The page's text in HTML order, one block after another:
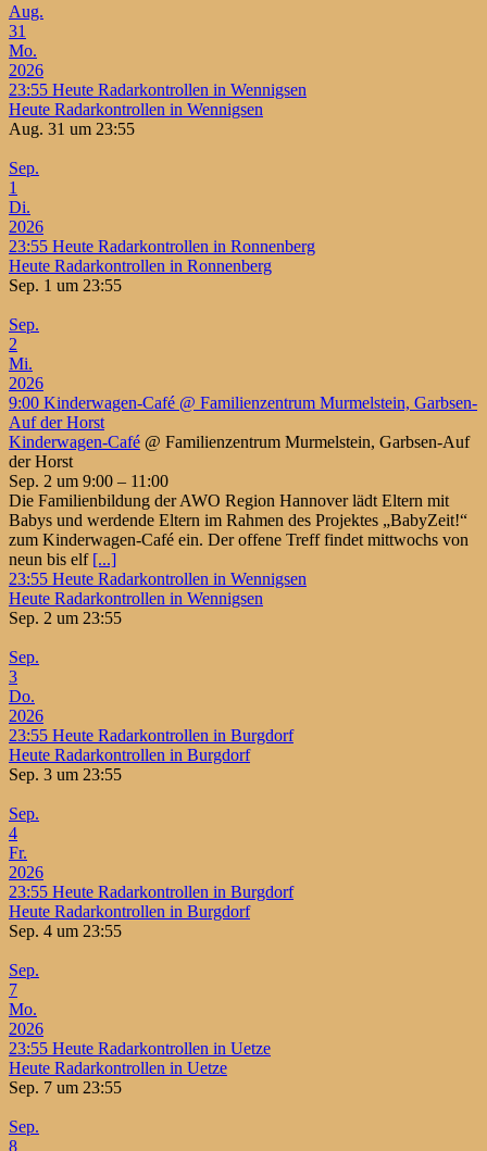
Aug.
31
Mo.
2026
23:55 Heute Radarkontrollen in Wennigsen
Heute Radarkontrollen in Wennigsen
Aug. 31 um 23:55
Sep.
1
Di.
2026
23:55 Heute Radarkontrollen in Ronnenberg
Heute Radarkontrollen in Ronnenberg
Sep. 1 um 23:55
Sep.
2
Mi.
2026
9:00 Kinderwagen-Café @ Familienzentrum Murmelstein, Garbsen-
Auf der Horst
Kinderwagen-Café @ Familienzentrum Murmelstein, Garbsen-Auf
der Horst
Sep. 2 um 9:00 – 11:00
Die Familienbildung der AWO Region Hannover lädt Eltern mit
Babys und werdende Eltern im Rahmen des Projektes „BabyZeit!“
zum Kinderwagen-Café ein. Der offene Treff findet mittwochs von
neun bis elf [...]
23:55 Heute Radarkontrollen in Wennigsen
Heute Radarkontrollen in Wennigsen
Sep. 2 um 23:55
Sep.
3
Do.
2026
23:55 Heute Radarkontrollen in Burgdorf
Heute Radarkontrollen in Burgdorf
Sep. 3 um 23:55
Sep.
4
Fr.
2026
23:55 Heute Radarkontrollen in Burgdorf
Heute Radarkontrollen in Burgdorf
Sep. 4 um 23:55
Sep.
7
Mo.
2026
23:55 Heute Radarkontrollen in Uetze
Heute Radarkontrollen in Uetze
Sep. 7 um 23:55
Sep.
8